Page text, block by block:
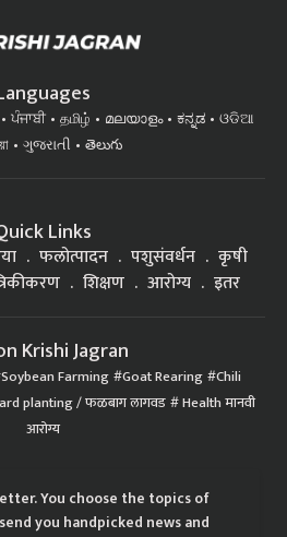
ਪੰਜਾਬੀ தமிழ் മലയാളം ಕನ್ನಡ
ଓଡିଆ
ગુજરાતી తెలుగు
Links
फलोत्पादन पशुसंवर्धन
कृषी
शिक्षण आरोग्य इतर
Krishi Jagran
Soybean Farming Goat Rearing Chili
planting / फळबाग लागवड Health मानवी
आरोग्य
You choose the topics of
you handpicked news and